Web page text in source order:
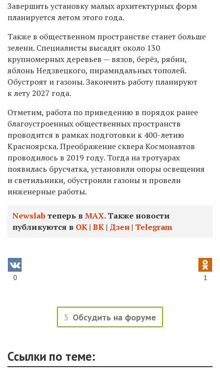
Завершить установку малых архитектурных форм
планируется летом этого года.
Также в общественном пространстве станет больше
зелени. Специалисты высадят около 130
крупномерных деревьев — вязов, берёз, рябин,
яблонь Недзвецкого, пирамидальных тополей.
Обустроят и газоны. Закончить работу планируют
к лету 2027 года.
Отметим, работа по приведению в порядок ранее
благоустроенных общественных пространств
проводится в рамках подготовки к 400-летию
Красноярска. Преображение сквера Космонавтов
проводилось в 2019 году. Тогда на тротуарах
появилась брусчатка, установили опоры освещения
и светильники, обустроили газоны и провели
инженерные работы.
Newslab теперь в МАХ. Также новости
публикуются в ОК| ВК| Дзен| Telegram
0 1
5 Обсудить на форуме
Ссылки по теме: